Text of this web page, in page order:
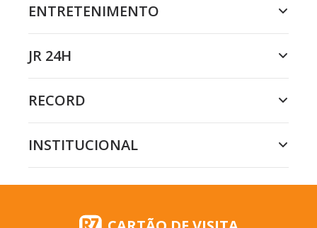
ENTRETENIMENTO
JR 24H
RECORD
INSTITUCIONAL